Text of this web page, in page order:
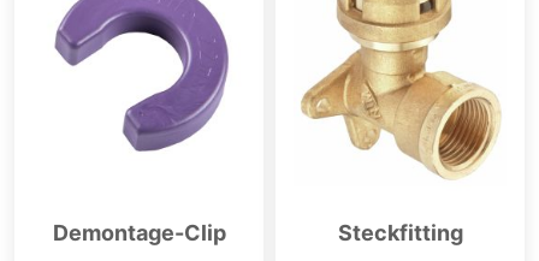
Demontage-Clip Steckfitting